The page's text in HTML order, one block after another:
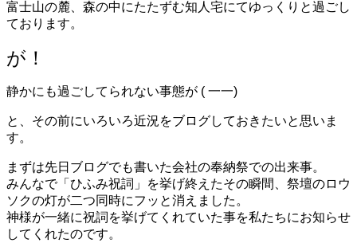
富士山の麓、森の中にたたずむ知人宅にてゆっくりと過ごし
ております。
が！
静かにも過ごしてられない事態が ( 一一)
と、その前にいろいろ近況をブログしておきたいと思いま
す。
まずは先日ブログでも書いた会社の奉納祭での出来事。
みんなで「ひふみ祝詞」を挙げ終えたその瞬間、祭壇のロウ
ソクの灯が二つ同時にフッと消えました。
神様が一緒に祝詞を挙げてくれていた事を私たちにお知らせ
してくれたのです。